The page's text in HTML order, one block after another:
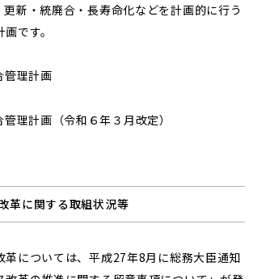
更新・統廃合・長寿命化などを計画的に行う
です。
管理計画
理計画（令和６年３月改定）
革に関する取組状況等
革については、平成27年8月に総務大臣通知